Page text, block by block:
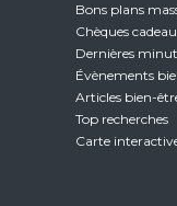
Bons plans
Chèques
Dernières
Évènements
Articles bien-
Top recherches
Carte